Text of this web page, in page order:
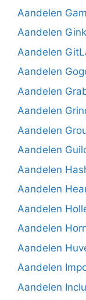
Aandelen
Aandelen
Aandelen
Aandelen
Aandelen
Aandelen
Aandelen
Aandelen
Aandelen
Aandelen
Aandelen
Aandelen
Aandelen
Aandelen
Aandelen